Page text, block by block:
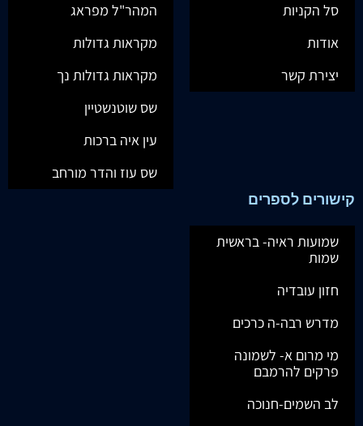
סל הקניות
אודות
יצירת קשר
המהר"ל מפראג
מקראות גדולות
מקראות גדולות נך
שס שוטנשטיין
עין איה ברכות
שס עוז והדר מורחב
קישורים לספרים
שמועות ראיה- בראשית
שמות
חזון עובדיה
מדרש רבה-ה כרכים
מי מרום א- לשמונה
פרקים להרמבם
לב השמים-חנוכה